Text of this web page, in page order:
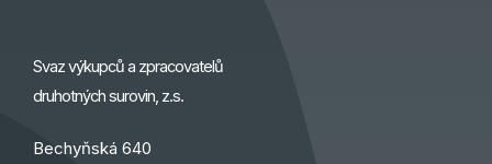
Svaz výkupců a zpracovatelů
druhotných surovin, z.s.
Bechyňská 640